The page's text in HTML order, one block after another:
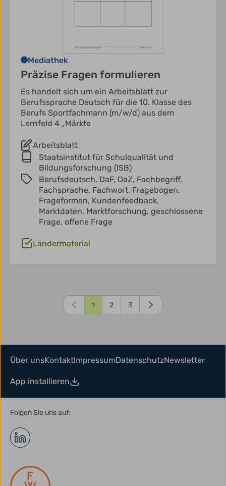
Mediathek
Präzise Fragen formulieren
Es handelt sich um ein Arbeitsblatt zur
Berufssprache Deutsch für die 10. Klasse des
Berufs Sportfachmann (m/w/d) aus dem
Lernfeld 4 „Märkte
Arbeitsblatt
Staatsinstitut für Schulqualität und
Bildungsforschung (ISB)
Berufsdeutsch, DaF, DaZ, Fachbegriff,
Fachsprache, Fachwort, Fragebogen,
Frageformen, Kundenfeedback,
Marktdaten, Marktforschung, geschlossene
Frage, offene Frage
Ländermaterial
1 2 3
Über unsKontaktImpressumDatenschutzNewsletter
App installieren
Folgen Sie uns auf: